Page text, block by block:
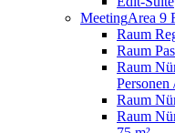
MeetingArea 9
Raum
Raum
Raum
Personen
Raum
Raum